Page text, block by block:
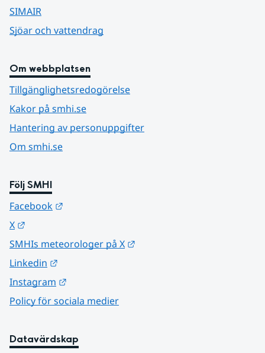
SIMAIR
Sjöar och vattendrag
Om webbplatsen
Tillgänglighetsredogörelse
Kakor på smhi.se
Hantering av personuppgifter
Om smhi.se
Följ SMHI
Facebook
X
SMHIs meteorologer på X
Linkedin
Instagram
Policy för sociala medier
Datavärdskap